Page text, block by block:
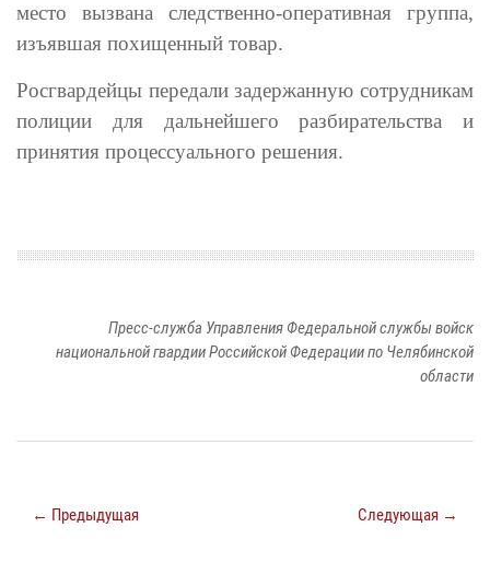
место вызвана следственно-оперативная группа,
изъявшая похищенный товар.
Росгвардейцы передали задержанную сотрудникам
полиции для дальнейшего разбирательства и
принятия процессуального решения.
Пресс-служба Управления Федеральной службы войск
национальной гвардии Российской Федерации по Челябинской
области
← Предыдущая Следующая →